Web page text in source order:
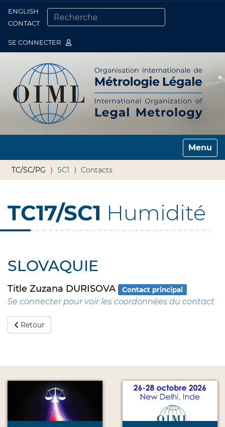
ENGLISH
CONTACT
SE CONNECTER
Toggle
TC/SC/PG SC1 Contacts
TC17/SC1 Humidité
SLOVAQUIE
Title Zuzana DURISOVA Contact principal
Se connecter pour voir les coordonnées du contact
Retour